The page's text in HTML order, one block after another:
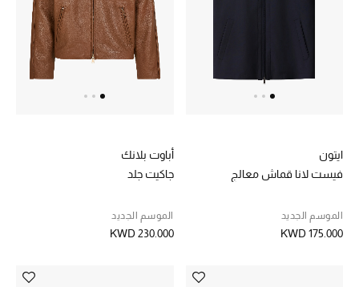
عودة صغاركم للمدارس
الهدايا
ما وصل حديثاً
هدايا للأطفال
ايتون
فيست لانا قماش معالج
الموسم الجديد
KWD 175.000
أباوت بلانك
جاكيت جلد
الموسم الجديد
KWD 230.000